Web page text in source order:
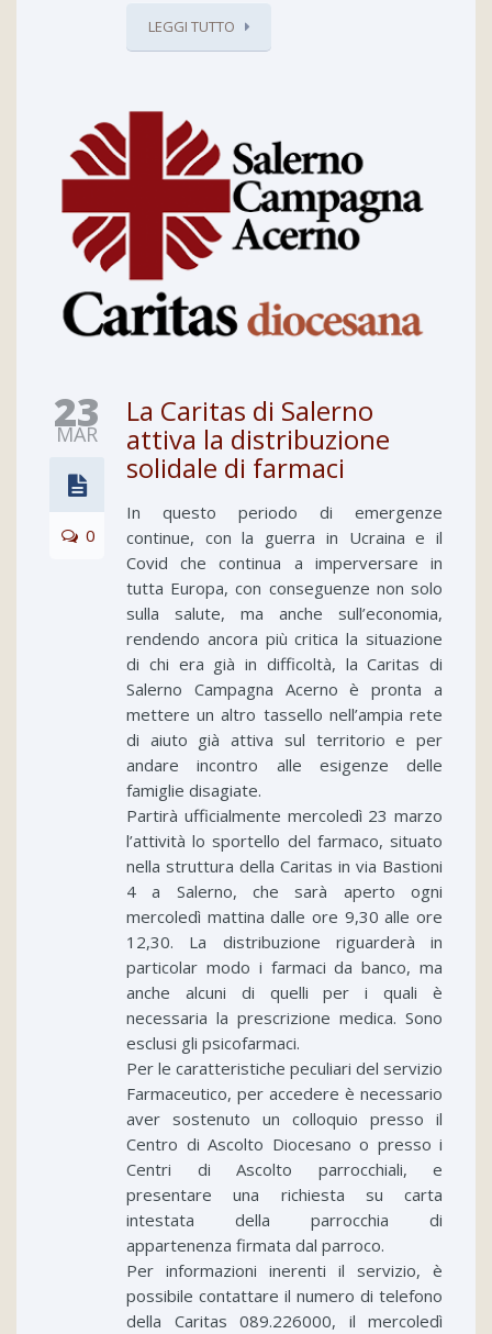
LEGGI TUTTO
23
MAR
0
La Caritas di Salerno
attiva la distribuzione
solidale di farmaci
In questo periodo di emergenze
continue, con la guerra in Ucraina e il
Covid che continua a imperversare in
tutta Europa, con conseguenze non solo
sulla salute, ma anche sull’economia,
rendendo ancora più critica la situazione
di chi era già in difficoltà, la Caritas di
Salerno Campagna Acerno è pronta a
mettere un altro tassello nell’ampia rete
di aiuto già attiva sul territorio e per
andare incontro alle esigenze delle
famiglie disagiate.
Partirà ufficialmente mercoledì 23 marzo
l’attività lo sportello del farmaco, situato
nella struttura della Caritas in via Bastioni
4 a Salerno, che sarà aperto ogni
mercoledì mattina dalle ore 9,30 alle ore
12,30. La distribuzione riguarderà in
particolar modo i farmaci da banco, ma
anche alcuni di quelli per i quali è
necessaria la prescrizione medica. Sono
esclusi gli psicofarmaci.
Per le caratteristiche peculiari del servizio
Farmaceutico, per accedere è necessario
aver sostenuto un colloquio presso il
Centro di Ascolto Diocesano o presso i
Centri di Ascolto parrocchiali, e
presentare una richiesta su carta
intestata della parrocchia di
appartenenza firmata dal parroco.
Per informazioni inerenti il servizio, è
possibile contattare il numero di telefono
della Caritas 089.226000, il mercoledì